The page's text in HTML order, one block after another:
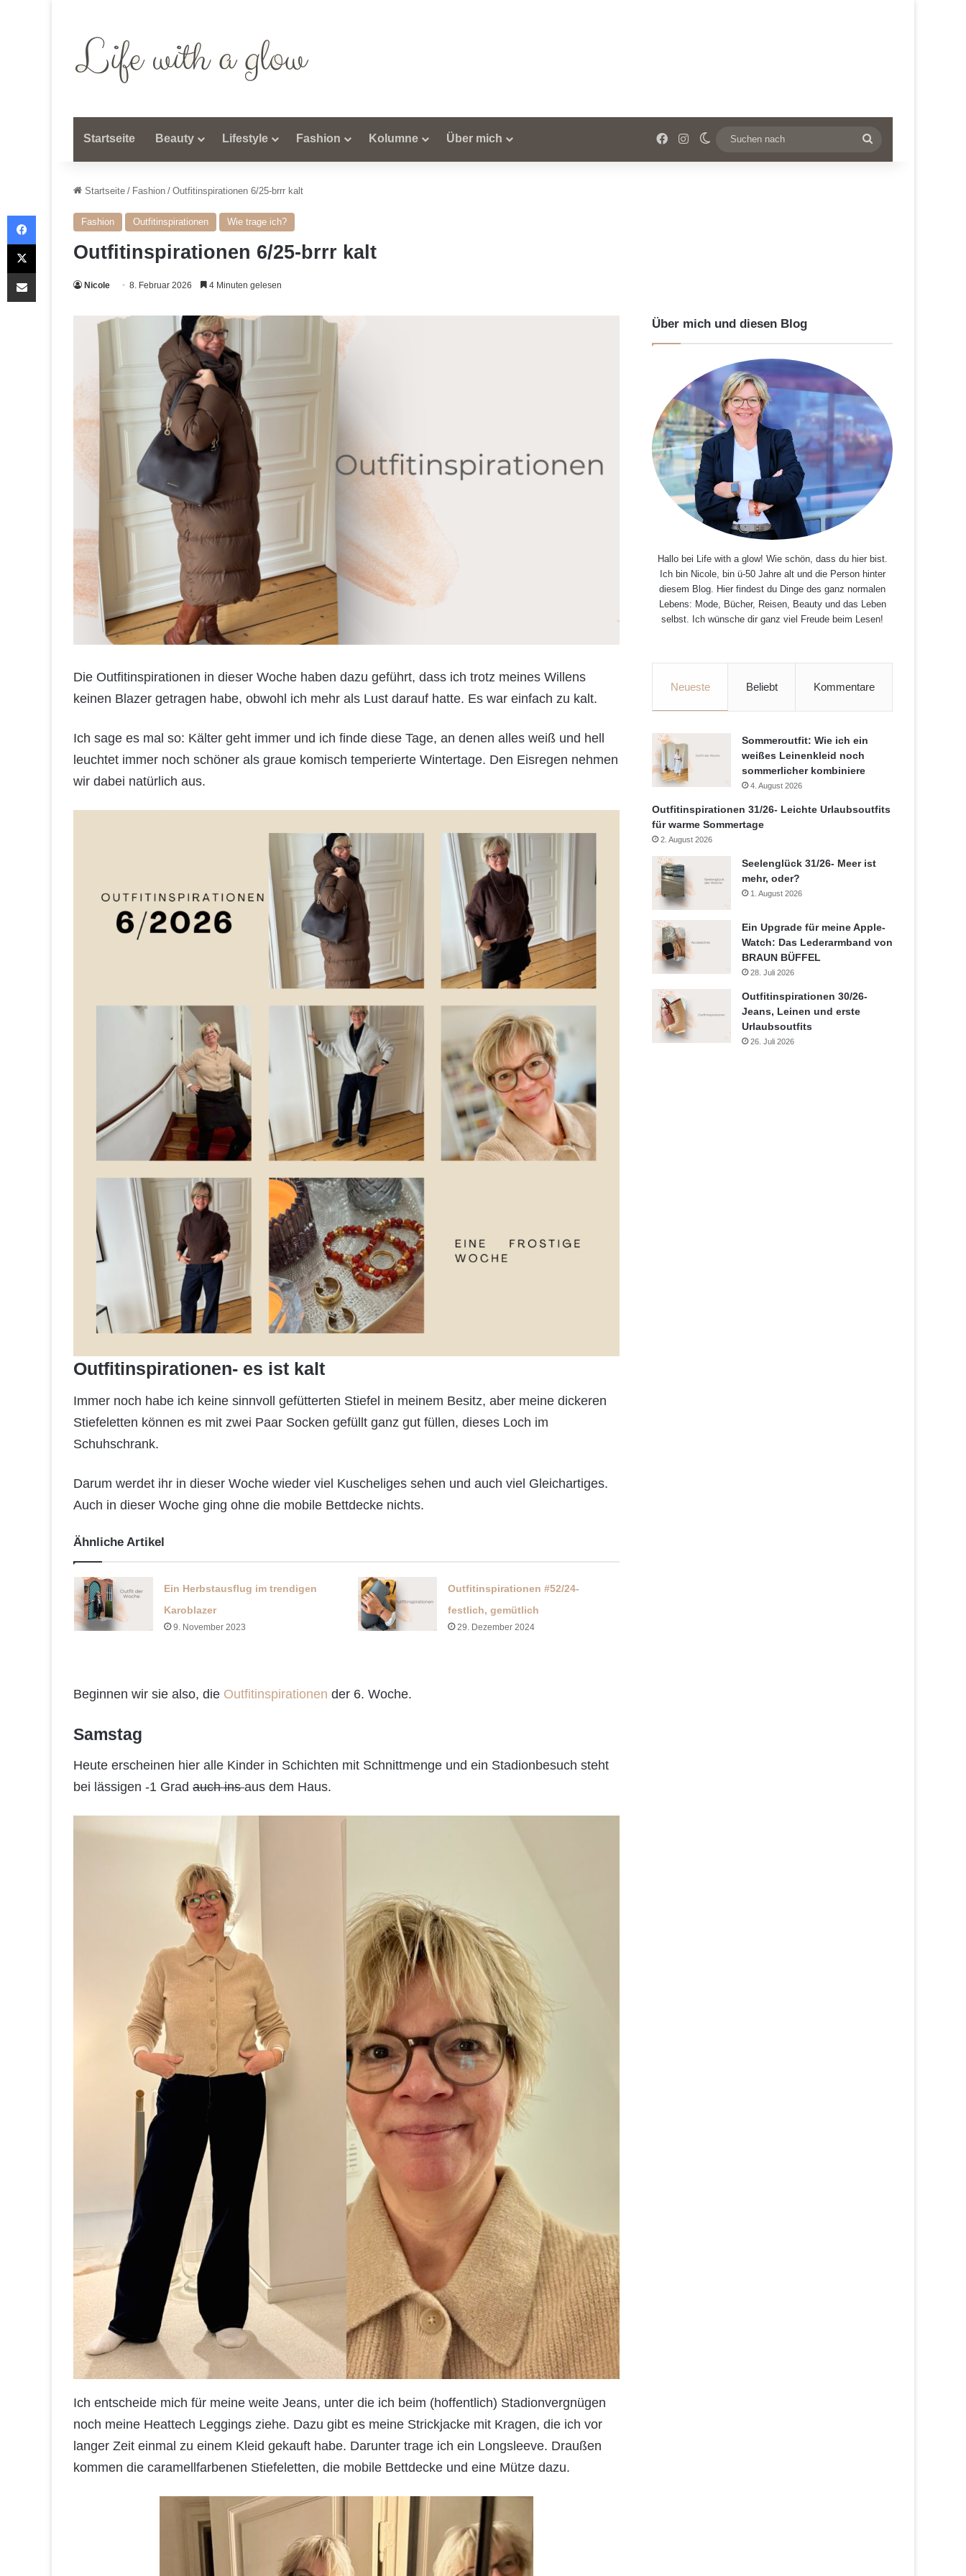
Startseite Beauty Lifestyle Fashion Kolumne Über mich Facebook
InstagramSkin umschalten
nach
Startseite / Fashion / Outfitinspirationen 6/25-brrr kalt
Fashion Outfitinspirationen Wie trage ich?
Outfitinspirationen 6/25-brrr kalt
Nicole 8. Februar 2026 4 Minuten gelesen
Die Outfitinspirationen in dieser Woche haben dazu geführt, dass ich trotz meines Willens
keinen Blazer getragen habe, obwohl ich mehr als Lust darauf hatte. Es war einfach zu kalt.
Ich sage es mal so: Kälter geht immer und ich finde diese Tage, an denen alles weiß und hell
leuchtet immer noch schöner als graue komisch temperierte Wintertage. Den Eisregen nehmen
wir dabei natürlich aus.
Outfitinspirationen- es ist kalt
Immer noch habe ich keine sinnvoll gefütterten Stiefel in meinem Besitz, aber meine dickeren
Stiefeletten können es mit zwei Paar Socken gefüllt ganz gut füllen, dieses Loch im
Schuhschrank.
Darum werdet ihr in dieser Woche wieder viel Kuscheliges sehen und auch viel Gleichartiges.
Auch in dieser Woche ging ohne die mobile Bettdecke nichts.
Ähnliche Artikel
Ein Herbstausflug im trendigen
Karoblazer
9. November 2023
Outfitinspirationen #52/24-
festlich, gemütlich
29. Dezember 2024
Beginnen wir sie also, die Outfitinspirationen der 6. Woche.
Samstag
Heute erscheinen hier alle Kinder in Schichten mit Schnittmenge und ein Stadionbesuch steht
bei lässigen -1 Grad auch insaus dem Haus.
Ich entscheide mich für meine weite Jeans, unter die ich beim (hoffentlich) Stadionvergnügen
noch meine Heattech Leggings ziehe. Dazu gibt es meine Strickjacke mit Kragen, die ich vor
langer Zeit einmal zu einem Kleid gekauft habe. Darunter trage ich ein Longsleeve. Draußen
kommen die caramellfarbenen Stiefeletten, die mobile Bettdecke und eine Mütze dazu.
Über mich und diesen Blog
Hallo bei Life with a glow! Wie schön, dass du hier bist.
Ich bin Nicole, bin ü-50 Jahre alt und die Person hinter
diesem Blog. Hier findest du Dinge des ganz normalen
Lebens: Mode, Bücher, Reisen, Beauty und das Leben
selbst. Ich wünsche dir ganz viel Freude beim Lesen!
Neueste Beliebt Kommentare
Sommeroutfit: Wie ich ein
weißes Leinenkleid noch
sommerlicher kombiniere
4. August 2026
Outfitinspirationen 31/26- Leichte Urlaubsoutfits
für warme Sommertage
2. August 2026
Seelenglück 31/26- Meer ist
mehr, oder?
1. August 2026
Ein Upgrade für meine Apple-
Watch: Das Lederarmband von
BRAUN BÜFFEL
28. Juli 2026
Outfitinspirationen 30/26-
Jeans, Leinen und erste
Urlaubsoutfits
26. Juli 2026
Facebook
X
Teile per E-Mail